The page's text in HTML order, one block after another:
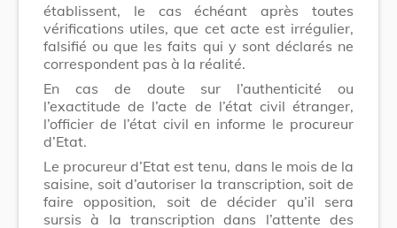
établissent, le cas échéant après toutes
vérifications utiles, que cet acte est irrégulier,
falsifié ou que les faits qui y sont déclarés ne
correspondent pas à la réalité.
En cas de doute sur l’authenticité ou
l’exactitude de l’acte de l’état civil étranger,
l’officier de l’état civil en informe le procureur
d’Etat.
Le procureur d’Etat est tenu, dans le mois de la
saisine, soit d’autoriser la transcription, soit de
faire opposition, soit de décider qu’il sera
sursis à la transcription dans l’attente des